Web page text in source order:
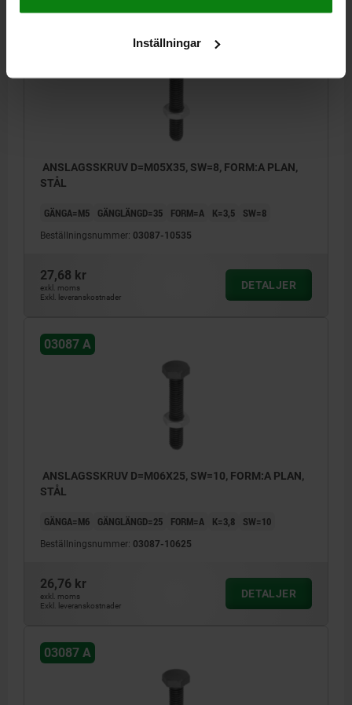
Inställningar
ANSLAGSSKRUV D=M05X35, SW=8, FORM:A PLAN,
STÅL
GÄNGA=M5 GÄNGLÄNGD=35 FORM=A K=3,5 SW=8
Beställningsnummer: 03087-10535
27,68 kr
exkl. moms
Exkl. leveranskostnader
DETALJER
03087 A
ANSLAGSSKRUV D=M06X25, SW=10, FORM:A PLAN,
STÅL
GÄNGA=M6 GÄNGLÄNGD=25 FORM=A K=3,8 SW=10
Beställningsnummer: 03087-10625
26,76 kr
exkl. moms
Exkl. leveranskostnader
DETALJER
03087 A